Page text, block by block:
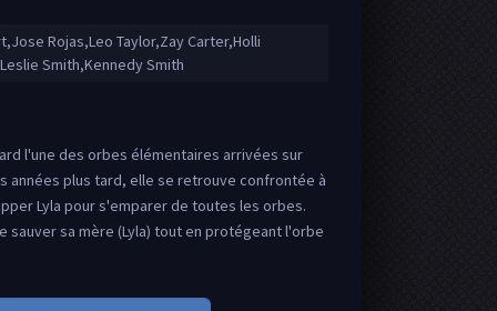
Rojas,Leo Taylor,Zay Carter,Holli
Smith,Kennedy Smith
l'une des orbes élémentaires arrivées sur
années plus tard, elle se retrouve confrontée à
Lyla pour s'emparer de toutes les orbes.
sauver sa mère (Lyla) tout en protégeant l'orbe